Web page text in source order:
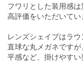
フワリとした装用感
高評価をいただいてい
レンズシェイプはラウ
直球な丸メガネです
平感など、掛けやすい